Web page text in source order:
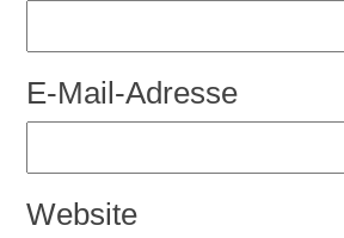
E-Mail-Adresse
Website